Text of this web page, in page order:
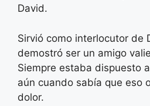
David.
Sirvió como interlocutor de
demostró ser un amigo
Siempre estaba dispuesto
aún cuando sabía que eso
dolor.